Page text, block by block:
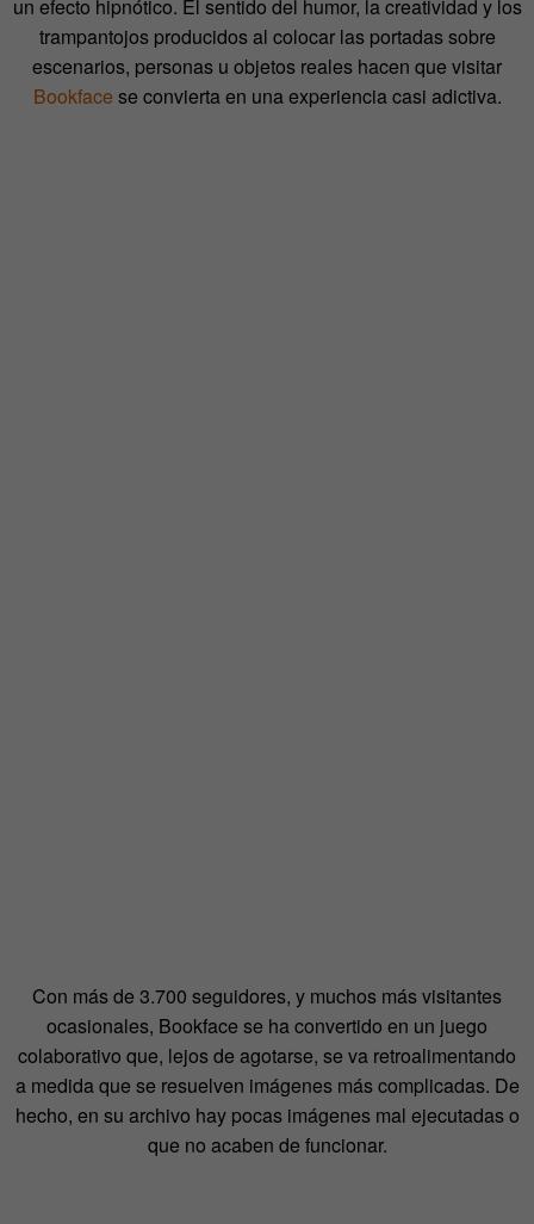
un efecto hipnótico. El sentido del humor, la creatividad y los
trampantojos producidos al colocar las portadas sobre
escenarios, personas u objetos reales hacen que visitar
Bookface se convierta en una experiencia casi adictiva.
Con más de 3.700 seguidores, y muchos más visitantes
ocasionales, Bookface se ha convertido en un juego
colaborativo que, lejos de agotarse, se va retroalimentando
a medida que se resuelven imágenes más complicadas. De
hecho, en su archivo hay pocas imágenes mal ejecutadas o
que no acaben de funcionar.